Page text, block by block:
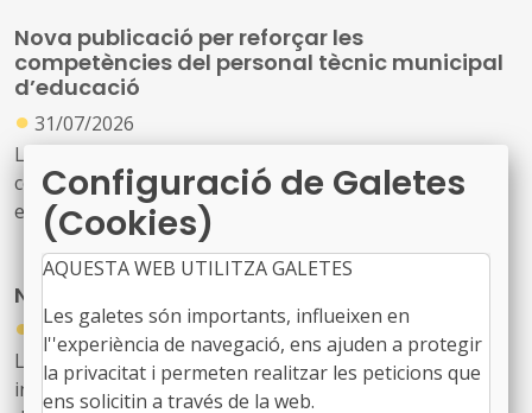
Nova publicació per reforçar les
competències del personal tècnic municipal
d’educació
● 31/07/2026
La Diputació de Barcelona ha editat la publicació ‘Marc
competencial del perfil tècnic municipal d’educació’, una
eina que defineix, ordena i enforteix el nou rol del
personal tècnic d’educació i el seu lideratge en el
desenvolupament i la gestió de les polítiques educatives
locals
Nou butlletí digital de l’FMC, el 934
●
31/07/2026
Les notícies sobre l'activitat de l'FMC, les recents
informacions d'interès per als governs locals, les
Configuració de Galetes
(Cookies)
AQUESTA WEB UTILITZA GALETES
Les galetes són importants, influeixen en
l''experiència de navegació, ens ajuden a protegir
la privacitat i permeten realitzar les peticions que
ens solicitin a través de la web.